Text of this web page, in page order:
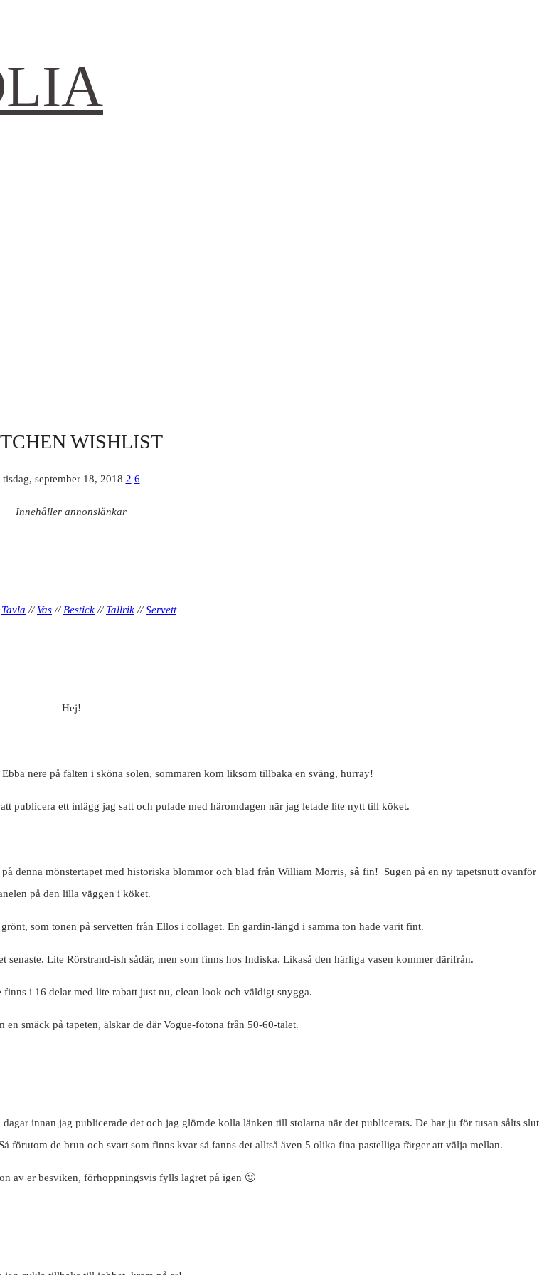
WISHLIST
tisdag, september 18, 2018 2 6
Innehåller annonslänkar
Tavla // Vas//Bestick// Tallrik//Servett
Hej!
nere på fälten i sköna solen, sommaren kom liksom tillbaka en sväng, hurray!
publicera ett inlägg jag satt och pulade med häromdagen när jag letade lite nytt till köket.
denna mönstertapet med historiska blommor och blad från William Morris, så fin! Sugen på en ny tapetsnutt ovanför
på den lilla väggen i köket.
som tonen på servetten från Ellos i collaget. En gardin-längd i samma ton hade varit fint.
senaste. Lite Rörstrand-ish sådär, men som finns hos Indiska. Likaså den härliga vasen kommer därifrån.
i 16 delar med lite rabatt just nu, clean look och väldigt snygga.
en smäck på tapeten, älskar de där Vogue-fotona från 50-60-talet.
innan jag publicerade det och jag glömde kolla länken till stolarna när det publicerats. De har ju för tusan sålts slut
förutom de brun och svart som finns kvar så fanns det alltså även 5 olika fina pastelliga färger att välja mellan.
av er besviken, förhoppningsvis fylls lagret på igen 🙂